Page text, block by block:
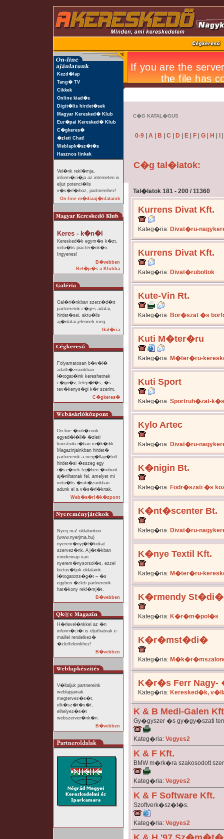
Kezd�lap
Tang� TV
Cikkek
Online kiad�s
Digit�lis hirdet�sek
Magyar Keresked� Klub
Eur�pai Keresked� Klub
C�gkeres�
�zleti Chat!
Weblapk�sz�t�s
Hasznos linkek
Vel�nk rekl�mja,
inform�ci�ja az interneten is
eljut potenci�lis
v�s�rl�ihoz, partnereihez!
On-line m�diaaj�nlataink
Keres - k�n�l
Keresked�k egym�s k�zt,
virtu�lis piacter�nk�n.
Ingyenes!
B�vebben
Bel�p�s a Klubba
Gal�ri�nkban szerz�d�tt
partnereink c�ges adatai,
hirdet�sei, aktu�lis
aj�nlatai jelennek meg.
Gal�ria
Folyamatosan b�v�l�
adatb�zisunkban
l�togat�ink kereshetnek
c�gn�v, telep�l�s, �s
tev�kenys�gi k�r szerint.
C�gkeres�
On-line �ruh�zunk
egyed�l�ll� �zleti
konstrukci�ban m�k�dik.
Magazinjainkban hirdet�
partnereink a meg�llap�tott
hirdet�si �sszeg egy
r�sz�nek fej�ben �rubont
aj�nlhatnak fel, amelyet mi
virtu�lis �ruh�zunkban
adunk el a v�s�rl�knak.
Web�s�rl�k�zpont
Nyerj ma! oldalunkon
(www.nyerjma.hu)
nyerem�nyj�t�kokat
szervez�nk. A j�t�kban
mindennap van
nyerem�nysorsol�s, ezzel
biztos�tjuk oldalaink
l�togatotts�g�t – �s
egyben �zleti partnereink
hat�kony rekl�mj�t.
B�vebben
H�rlevel�nkkel az �n
inform�ci�i is eljuthatnak e-
maillel rendelkez�
�zletfeleinkhez!
B�vebben
V�llaljuk partnereink
weblapjainak
megtervez�s�t,
elk�sz�t�s�t,
elhelyez�s�t
webszerver�nk�n.
B�vebben
C�G KATAL�GUS
0-9 A B C D E F G H
C�g tal�latok:
Tal�latok 181 - 200 / 11360
Kurrens Divat Kft.
Kateg�ria: Divat�ru-
Kurrens Divat Kft.
Kateg�ria: Divat�ruboltok
Kute-Vin Rt.
Kateg�ria: Bor�szat �s
Kuti M�ter�ru
Kateg�ria: M�ter�ru-
Kuti Sport
Kateg�ria: Sportruh�zat-
Kylo Artec
Kateg�ria: Divat�ru-
K�nigin Bt.
Kateg�ria: Fodr�szati �s
K�nt�scenter Bt.
Kateg�ria: Divat�ru-
K�nye Textil Kft.
Kateg�ria: M�ter�ru-
K�rmendy St�di�
Kateg�ria: K�r�m�pol�s
K�r�mst�di�
Kateg�ria:
K�r�s Ferr Nagy-
Kateg�ria: Keresked�k,
K & B Medi-Galen
Gy�gyszer �s gy�gy�szati
Kateg�ria: Vegyes2
K & F Kft.
BMW m�rk�ra szakosodott
Kateg�ria: Vegyes2
K & F Software Kft.
Szoftverk�sz�t�s.
Kateg�ria: Vegyes2